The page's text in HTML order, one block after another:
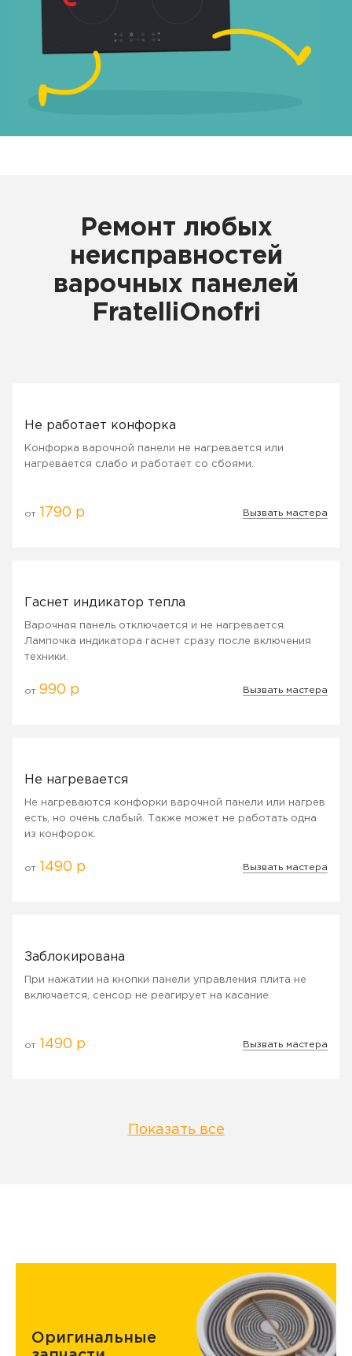
Ремонт любых
неисправностей
варочных панелей
FratelliOnofri
Не работает конфорка
Конфорка варочной панели не нагревается или
нагревается слабо и работает со сбоями.
от 1790 р Вызвать мастера
Гаснет индикатор тепла
Варочная панель отключается и не нагревается.
Лампочка индикатора гаснет сразу после включения
техники.
от 990 р Вызвать мастера
Не нагревается
Не нагреваются конфорки варочной панели или нагрев
есть, но очень слабый. Также может не работать одна
из конфорок.
от 1490 р Вызвать мастера
Заблокирована
При нажатии на кнопки панели управления плита не
включается, сенсор не реагирует на касание.
от 1490 р Вызвать мастера
Показать все
Оригинальные